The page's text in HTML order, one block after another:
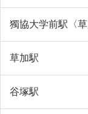
獨協大学前駅〈草
草加駅
谷塚駅